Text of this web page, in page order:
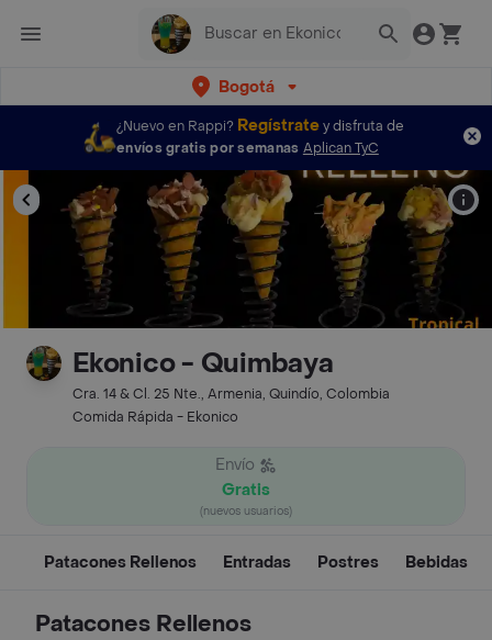
Bogotá
¿Nuevo en Rappi? Regístratey disfruta de
envíos gratis por semanas Aplican TyC
Ekonico - Quimbaya
Cra. 14 & Cl. 25 Nte., Armenia, Quindío, Colombia
Comida Rápida - Ekonico
Envío
Gratis
(nuevos usuarios)
Patacones Rellenos Entradas Postres Bebidas
Patacones Rellenos